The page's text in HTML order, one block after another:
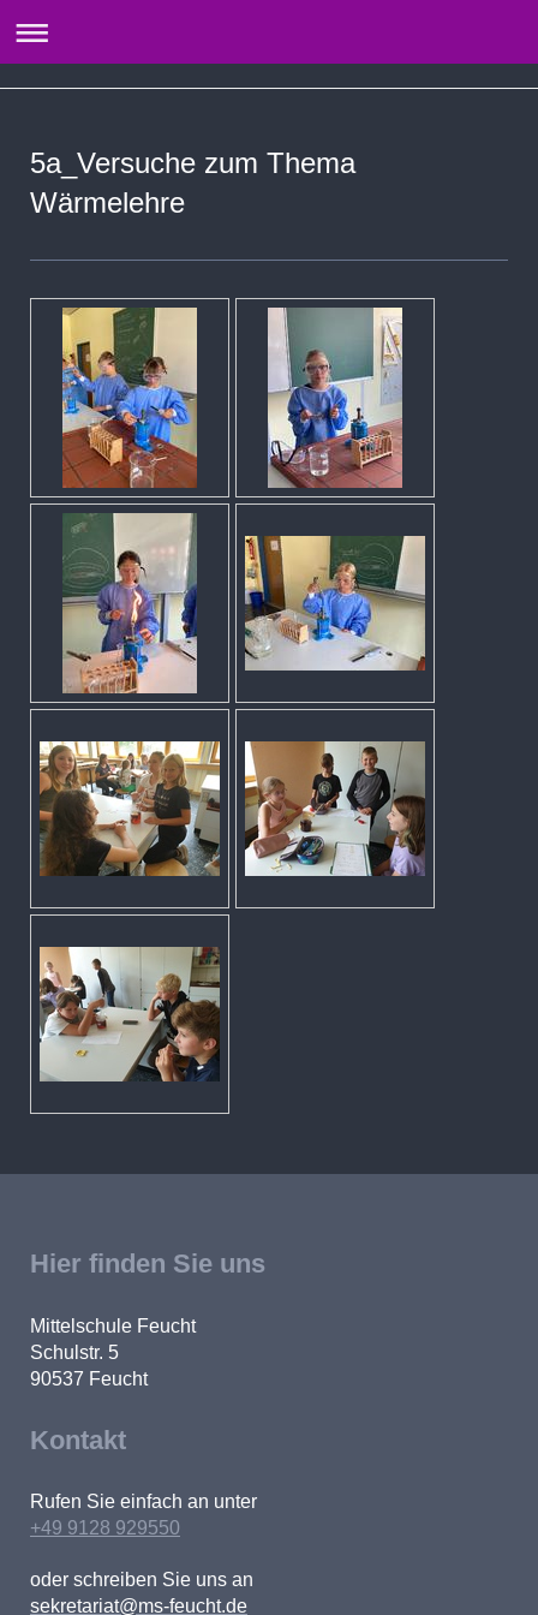
5a_Versuche zum Thema
Wärmelehre
Hier finden Sie uns
Mittelschule Feucht
Schulstr. 5
90537 Feucht
Kontakt
Rufen Sie einfach an unter
+49 9128 929550
oder schreiben Sie uns an
sekretariat@ms-feucht.de